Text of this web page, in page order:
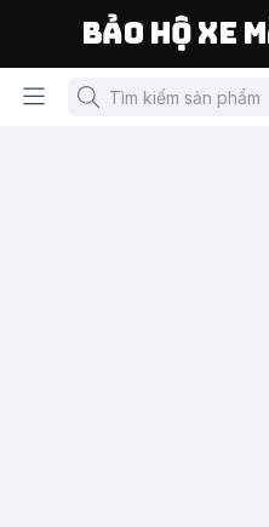
Bảo Hộ Xe